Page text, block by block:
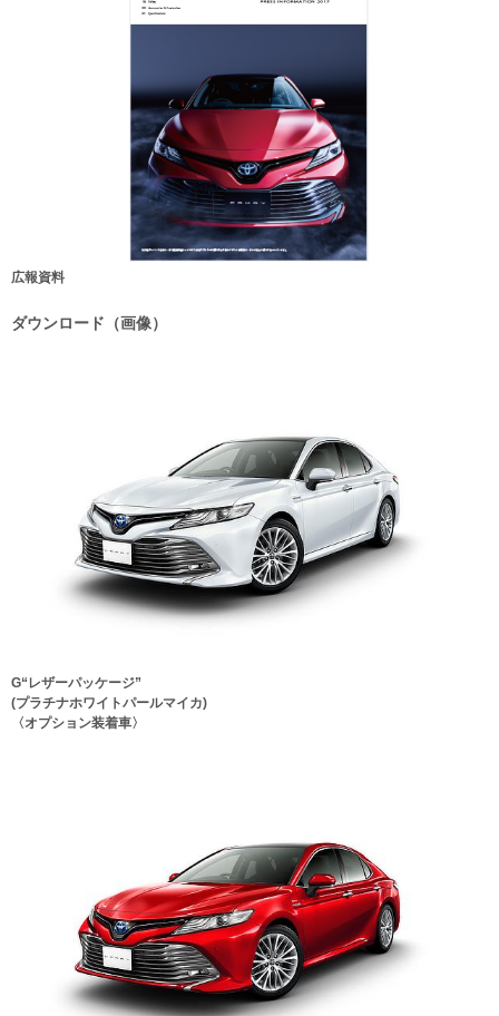
広報資料
ダウンロード（画像）
G“レザーパッケージ”
(プラチナホワイトパールマイカ)
〈オプション装着車〉